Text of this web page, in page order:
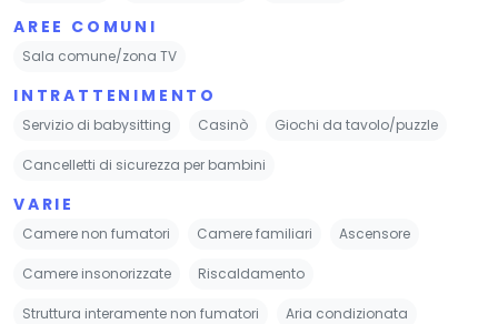
AREE COMUNI
Sala comune/zona TV
INTRATTENIMENTO
Servizio di babysitting Casinò Giochi da tavolo/puzzle
Cancelletti di sicurezza per bambini
VARIE
Camere non fumatori Camere familiari Ascensore
Camere insonorizzate Riscaldamento
Struttura interamente non fumatori Aria condizionata